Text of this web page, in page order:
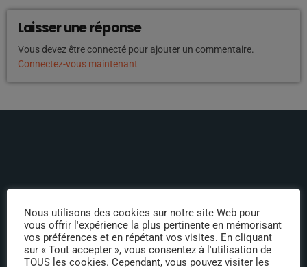
Laisser une réponse
Vous devez être connecté pour ajouter un commentaire.
Connectez-vous maintenant
Pourquoi les séries
américaines sont meilleures
Nous utilisons des cookies sur notre site Web pour
vous offrir l'expérience la plus pertinente en mémorisant
vos préférences et en répétant vos visites. En cliquant
sur « Tout accepter », vous consentez à l'utilisation de
TOUS les cookies. Cependant, vous pouvez visiter les